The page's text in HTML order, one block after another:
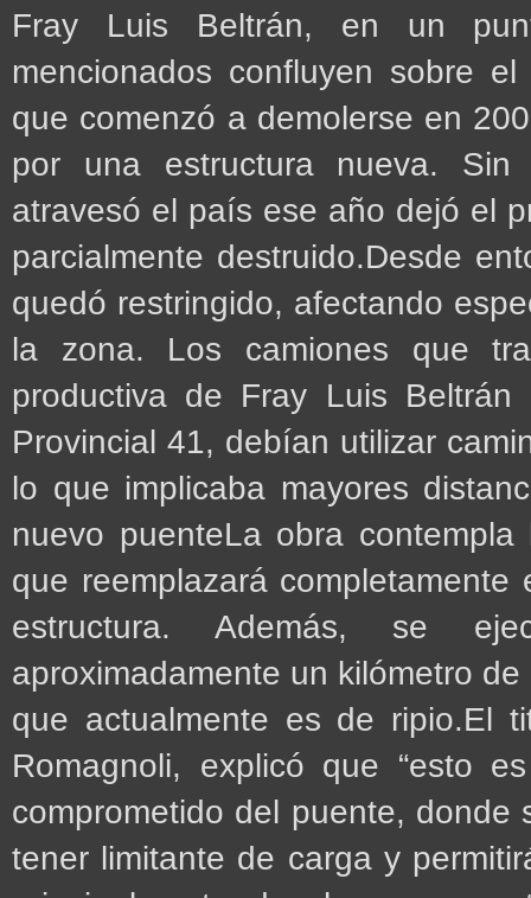
Fray Luis Beltrán, en un
mencionados confluyen sobre
que comenzó a demolerse en
por una estructura nueva.
atravesó el país ese año dejó el
parcialmente destruido.Desde
quedó restringido, afectando
la zona. Los camiones que
productiva de Fray Luis
Provincial 41, debían utilizar
lo que implicaba mayores
nuevo puenteLa obra
que reemplazará
estructura. Además, se
aproximadamente un kilómetro
que actualmente es de ripio.El
Romagnoli, explicó que “esto
comprometido del puente,
tener limitante de carga y